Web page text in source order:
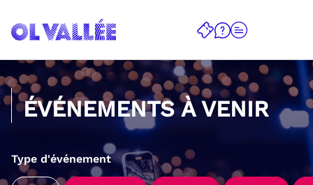
ÉVÉNEMENTS À VENIR
Type d'événement